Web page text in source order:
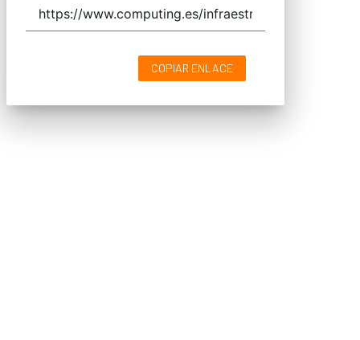
COPIAR ENLACE